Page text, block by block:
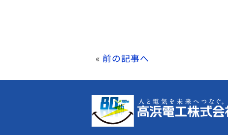
« 前の記事へ